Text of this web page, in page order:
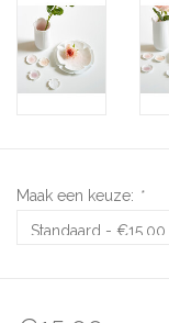
Maak een keuze: *